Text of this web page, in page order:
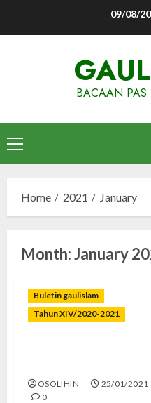
09/08/
BACAAN PAS
Primary
Menu
Home 2021 January
Month:January
Buletin gaulislam
Tahun XIV/2020-2021
OSOLIHIN
25/01/2021
0